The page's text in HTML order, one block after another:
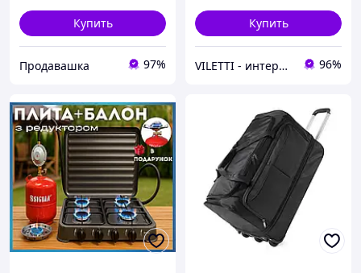
Купить
Продавашка 97%
Купить
VILETTI - интернет-магазин товаров для дома 96%